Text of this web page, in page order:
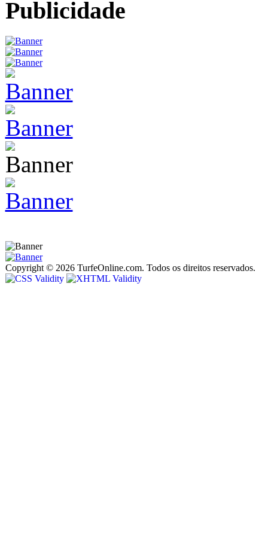
Publicidade
Copyright © 2026 TurfeOnline.com. Todos os direitos reservados.